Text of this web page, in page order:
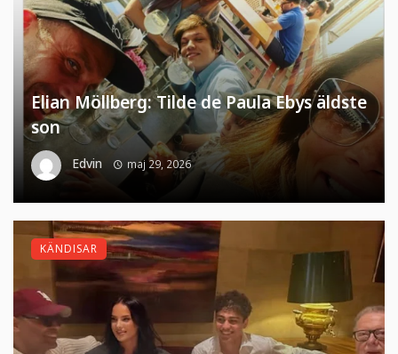
Elian Möllberg: Tilde de Paula Ebys äldste
son
Edvin maj 29, 2026
KÄNDISAR